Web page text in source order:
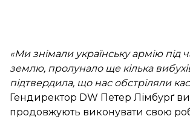
«Ми знімали українську армію під
землю, пролунало ще кілька
підтвердила, що нас обстріляли
Гендиректор DW Петер Лімбурґ
продовжують виконувати свою